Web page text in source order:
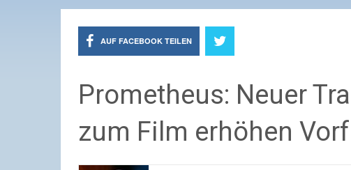
AUF FACEBOOK TEILEN
Prometheus: Neuer
zum Film erhöhen